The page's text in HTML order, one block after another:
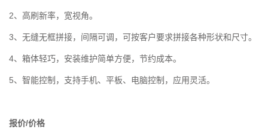
2、高刷新率，宽视角。
3、无缝无框拼接，间隔可调，可按客户要求拼接各种形状和尺寸。
4、箱体轻巧，安装维护简单方便，节约成本。
5、智能控制，支持手机、平板、电脑控制，应用灵活。
报价/价格